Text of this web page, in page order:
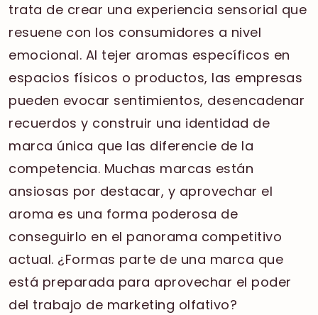
trata de crear una experiencia sensorial que
resuene con los consumidores a nivel
emocional. Al tejer aromas específicos en
espacios físicos o productos, las empresas
pueden evocar sentimientos, desencadenar
recuerdos y construir una identidad de
marca única que las diferencie de la
competencia. Muchas marcas están
ansiosas por destacar, y aprovechar el
aroma es una forma poderosa de
conseguirlo en el panorama competitivo
actual. ¿Formas parte de una marca que
está preparada para aprovechar el poder
del trabajo de marketing olfativo?